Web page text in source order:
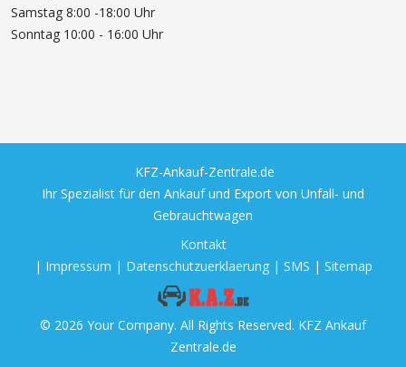
Samstag 8:00 -18:00 Uhr
Sonntag 10:00 - 16:00 Uhr
KFZ-Ankauf-Zentrale.de
Ihr Spezialist für den Ankauf und Export von Unfall- und
Gebrauchtwagen
Kontakt
| Impressum | Datenschutzuerklaerung| SMS | Sitemap
© 2026 Your Company. All Rights Reserved. KFZ Ankauf
Zentrale.de